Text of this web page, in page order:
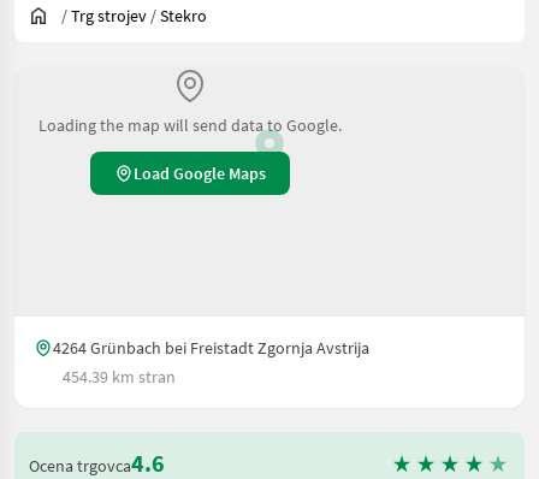
/Trg strojev /Stekro
Loading the map will send data to Google.
Load Google Maps
4264 Grünbach bei Freistadt Zgornja Avstrija
454.39 km stran
Ocena trgovca4.6